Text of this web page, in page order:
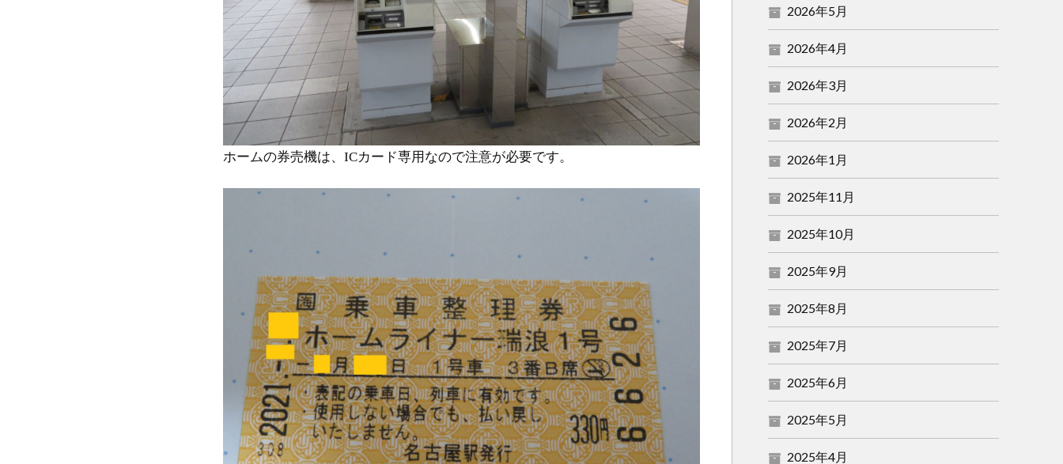
ホームの券売機は、ICカード専用なので注意が必要です。
2026年5月
2026年4月
2026年3月
2026年2月
2026年1月
2025年11月
2025年10月
2025年9月
2025年8月
2025年7月
2025年6月
2025年5月
2025年4月